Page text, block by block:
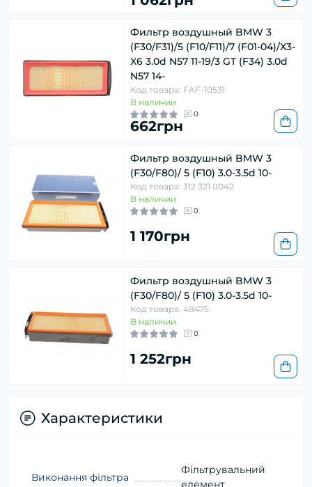
Фильтр воздушный BMW 3
(F30/F31)/5 (F10/F11)/7 (F01-04)/X3-
X6 3.0d N57 11-19/3 GT (F34) 3.0d
N57 14-
Код товара: FAF-10531
В наличии
0
662грн
Фильтр воздушный BMW 3
(F30/F80)/ 5 (F10) 3.0-3.5d 10-
Код товара: 312 321 0042
В наличии
0
1 170грн
Фильтр воздушный BMW 3
(F30/F80)/ 5 (F10) 3.0-3.5d 10-
Код товара: 48475
В наличии
0
1 252грн
Характеристики
Виконання фільтра
Фільтрувальний
елемент